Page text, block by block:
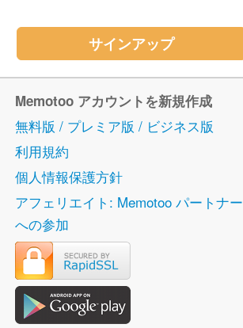
サインアップ
Memotoo アカウントを新規作成
無料版 / プレミア版 / ビジネス版
利用規約
個人情報保護方針
アフェリエイト: Memotoo パートナー
への参加